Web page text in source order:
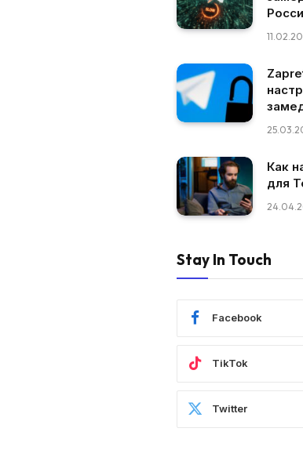
Как
для
Stay In Touch
Facebook
TikTok
Twitter